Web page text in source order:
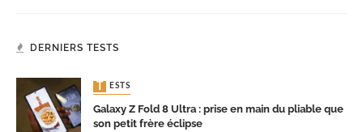
DERNIERS TESTS
TESTS
Galaxy Z Fold 8 Ultra : prise en main du pliable que
son petit frère éclipse